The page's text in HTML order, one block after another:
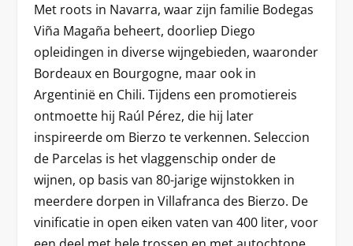
Met roots in Navarra, waar zijn familie Bodegas
Viña Magaña beheert, doorliep Diego
opleidingen in diverse wijngebieden, waaronder
Bordeaux en Bourgogne, maar ook in
Argentinië en Chili. Tijdens een promotiereis
ontmoette hij Raúl Pérez, die hij later
inspireerde om Bierzo te verkennen. Seleccion
de Parcelas is het vlaggenschip onder de
wijnen, op basis van 80-jarige wijnstokken in
meerdere dorpen in Villafranca des Bierzo. De
vinificatie in open eiken vaten van 400 liter, voor